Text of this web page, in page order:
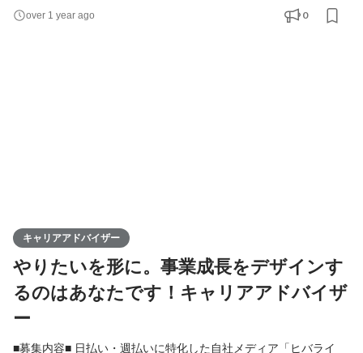
の提案が主なお仕事です。OJTにて適宜フォローいたします。 ■
この仕事の醍醐味■ 数字分析や、お客様からのご要望と向き合う
over 1 year ago 0
キャリアアドバイザー
やりたいを形に。事業成長をデザインす
るのはあなたです！キャリアアドバイザ
ー
■募集内容■ 日払い・週払いに特化した自社メディア「ヒバライ